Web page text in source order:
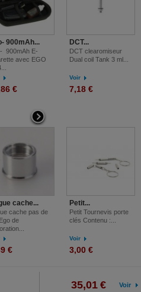
900mAh...
900mAh E-
avec EGO
€
DCT...
DCT clearomiseur
Dual coil Tank 3 ml...
Voir
7,18 €
cache...
cache pas de
de
€
Petit...
Petit Tournevis porte
clés Contenu :...
Voir
3,00 €
35,01 € Voir